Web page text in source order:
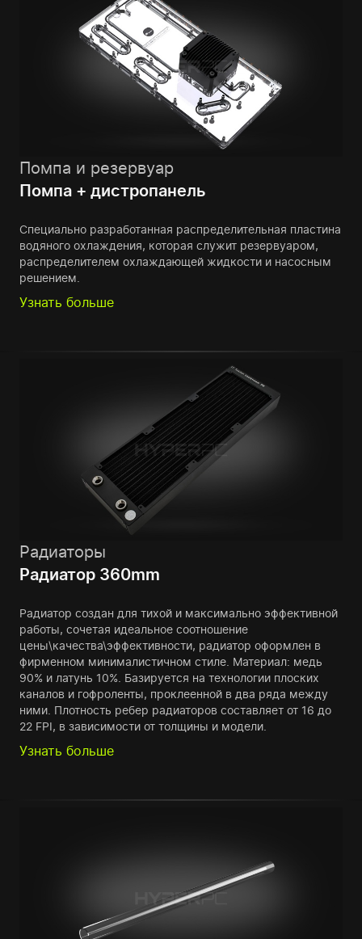
Помпа и резервуар
Помпа + дистропанель
Специально разработанная распределительная пластина
водяного охлаждения, которая служит резервуаром,
распределителем охлаждающей жидкости и насосным
решением.
Узнать больше
Радиаторы
Радиатор 360mm
Радиатор создан для тихой и максимально эффективной
работы, сочетая идеальное соотношение
цены\качества\эффективности, радиатор оформлен в
фирменном минималистичном стиле. Материал: медь
90% и латунь 10%. Базируется на технологии плоских
каналов и гофроленты, проклеенной в два ряда между
ними. Плотность ребер радиаторов составляет от 16 до
22 FPI, в зависимости от толщины и модели.
Узнать больше